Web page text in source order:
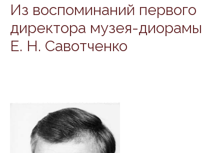
Из воспоминаний первого
директора музея-диорамы
Е. Н. Савотченко